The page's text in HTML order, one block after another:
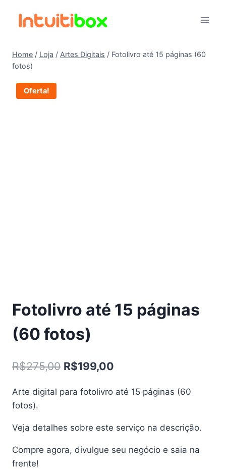
Home / Loja / Artes Digitais / Fotolivro até 15 páginas (60
fotos)
Oferta!
Fotolivro até 15 páginas
(60 fotos)
R$275,00 O
original
R$275,00.
R$199,00
atual
R$199,00.
Arte digital para fotolivro até 15 páginas (60
fotos).
Veja detalhes sobre este serviço na descrição.
Compre agora, divulgue seu negócio e saia na
frente!